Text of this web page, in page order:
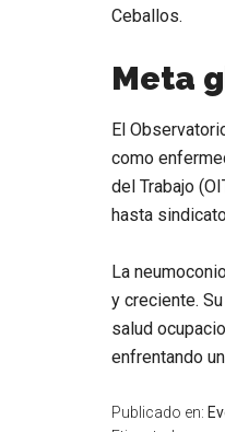
Ceballos.
Meta
El
como
del Trabajo
hasta
La
y creciente.
salud
enfrentando
Publicado en: